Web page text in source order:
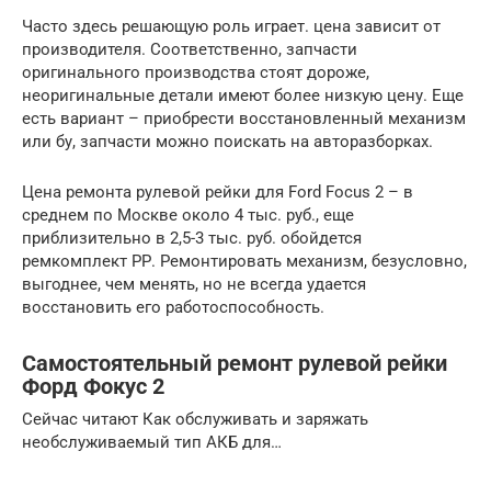
Часто здесь решающую роль играет. цена зависит от
производителя. Соответственно, запчасти
оригинального производства стоят дороже,
неоригинальные детали имеют более низкую цену. Еще
есть вариант – приобрести восстановленный механизм
или бу, запчасти можно поискать на авторазборках.
Цена ремонта рулевой рейки для Ford Focus 2 – в
среднем по Москве около 4 тыс. руб., еще
приблизительно в 2,5-3 тыс. руб. обойдется
ремкомплект РР. Ремонтировать механизм, безусловно,
выгоднее, чем менять, но не всегда удается
восстановить его работоспособность.
Самостоятельный ремонт рулевой рейки
Форд Фокус 2
Сейчас читают Как обслуживать и заряжать
необслуживаемый тип АКБ для…